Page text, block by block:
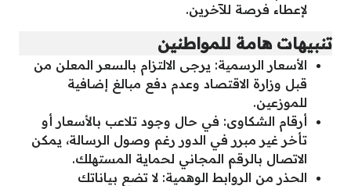
لإعطاء فرصة للآخرين.
تنبيهات هامة للمواطنين
الأسعار الرسمية: يرجى الالتزام بالسعر المعلن من
قبل وزارة الاقتصاد وعدم دفع مبالغ إضافية
للموزعين.
أرقام الشكاوى: في حال وجود تلاعب بالأسعار أو
تأخر غير مبرر في الدور رغم وصول الرسالة، يمكن
الاتصال بالرقم المجاني لحماية المستهلك.
الحذر من الروابط الوهمية: لا تضع بياناتك